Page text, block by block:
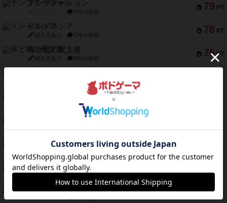
79 PT
テンプテーション
2件の投稿
78 PT
インドネシア
紹介文あり 2件の投稿
75 PT
宵と暁の呪文書
紹介文あり 8件の投稿
PT
9件の投稿
PT
1件の投稿
PT
PT
スペクタキュラー
PT
スモールワールド
紹介文あり 13件の投稿
58 PT